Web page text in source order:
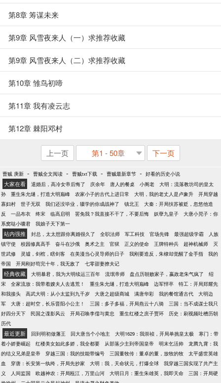
第8章 筹谋未来
第9章 风雪夜来人（一）求推荐收藏
第9章 风雪夜来人（二）求推荐收藏
第10章 雏鸟初啼
第11章 我有凌云志
第12章 棘阳邓村
上一页 第1 - 50章 下一页
曹贼 庚新 - 曹贼全文阅读 - 曹贼txt下载 - 曹贼最新章节 - 好看的历史小说
大家在看 退婚后，高冷女帝后悔了 庆余年 唐人的餐桌 小阁老
大明：流落教坊司的皇太
孙
重生朱允熥，打造大明巅峰 农家小子的古代上进日常 大明，我的老丈人是卢象升
开局穿越
寡妇村
世子无双 我们还没毕业，辍学的你成战神了 镇北王
大秦：开局扶苏被贬，忽悠他造
反
一品布衣 终宋 临高启明 罢免我？我直接不干了，不要后悔 妖孽九皇子
大唐小兕子：你
系窝哒小囔君
我娘子天下第一
站内强推 封总，太太想跟你离婚很久了 全职法师 军工科技 官场先锋 最强超级学霸
人族
镇守使
校园修真高手 奋斗在沙俄 奥术之主 官狱 正义的使命 王牌特种兵 超神机械师
灭
世武修
灵墟，剑棺，瞎剑客 在美漫当心灵导师的日子 我刚要造反，朱棣却觉醒了金手指
我的
帝国
开局刚好苟完十年，我无敌了 七零甜妻撩夫记
经典收藏 大明暴君，我为大明续运三百年 流氓帝师 盘点历朝败家子，嬴政老朱气疯了
绍
宋
全家流放：我带着嫂夫人去逃荒！ 重生朱允熥，打造大明巅峰 边军悍卒
特工：开局郑耀先
和我接头
高武大明：从小太监到九千岁 大唐之超级商城 满唐华彩 我的餐馆通古代
大明边
军
大唐：超时空，长乐晋阳小公主！ 三国：多子多福，开局燕云十八骑
三国：当不成谋士我只
好四分天下
民国之谍影风云 开局召唤李儒与黄忠 重生红楼之庶子贾环
历史：刷视频吐槽历朝
历代
最近更新 回到明初做藩王 回大唐当个小地主 大明1629：我崇祯，开局单挑皇太极
寒门：带
着小娇妻崛起
红楼美女如此多娇，我全都要 从部落少主到帝国皇帝 明末乞活帅
龙腾九霄：我
的结义兄弟是皇帝
穿越三国：我的技能带编号 三国董牧传：董卓的董，放牧的牧
太平盛世英雄
血
穿唐：长安第一纨绔，开局先抄家 大明：我，天命状元，打爆全球
我穿越三国实现了共产主
义
人间监国 欧越神农：开局瓯江，万里山河 大明日月：重生朱雄英，我即天命
三国：开局硬